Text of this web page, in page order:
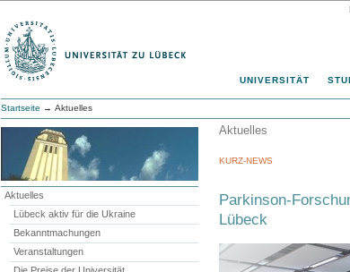
UNIVERSITÄT
Startseite → Aktuelles
Aktuelles
Lübeck aktiv für die Ukraine
Bekanntmachungen
Veranstaltungen
Aktuelles
KURZ-NEWS
Parkinson-
Lübeck